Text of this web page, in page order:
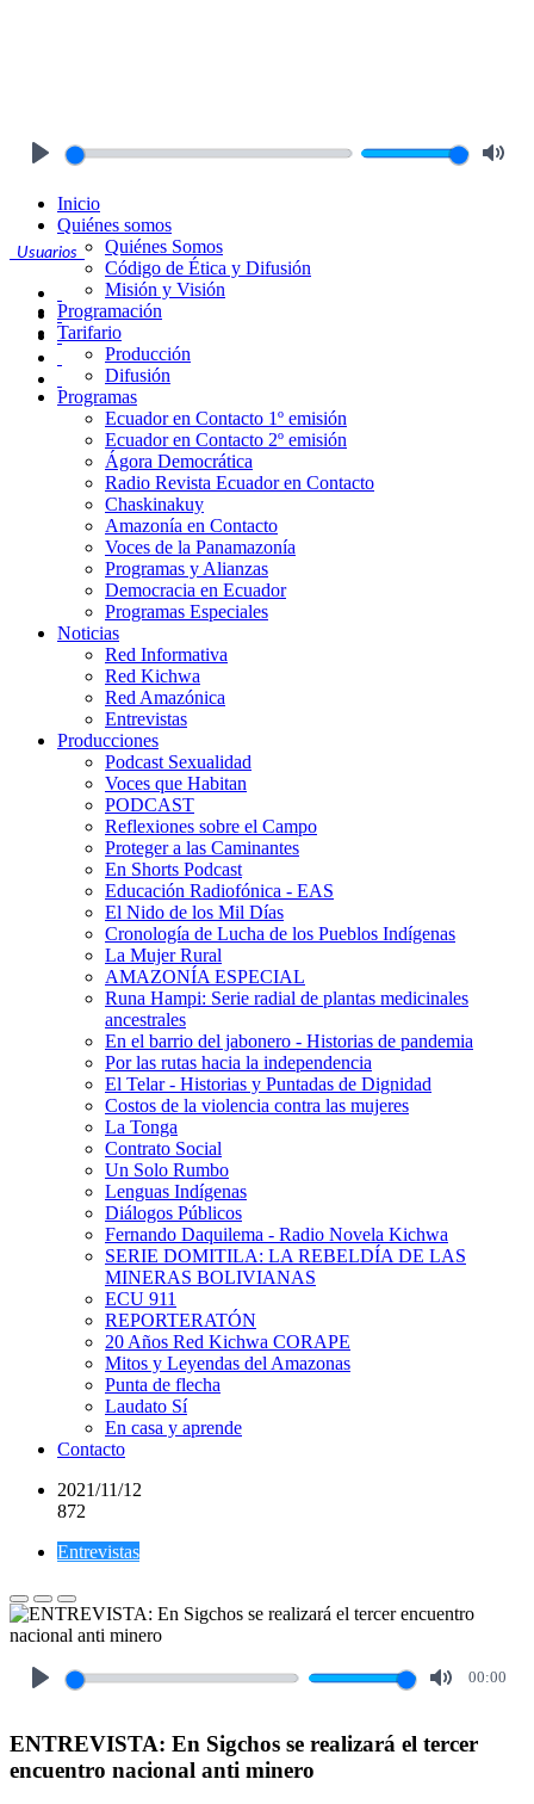
Usuarios
Inicio
Quiénes somos
Quiénes Somos
Código de Ética y Difusión
Misión y Visión
Programación
Tarifario
Producción
Difusión
Programas
Ecuador en Contacto 1º emisión
Ecuador en Contacto 2º emisión
Ágora Democrática
Radio Revista Ecuador en Contacto
Chaskinakuy
Amazonía en Contacto
Voces de la Panamazonía
Programas y Alianzas
Democracia en Ecuador
Programas Especiales
Noticias
Red Informativa
Red Kichwa
Red Amazónica
Entrevistas
Producciones
Podcast Sexualidad
Voces que Habitan
PODCAST
Reflexiones sobre el Campo
Proteger a las Caminantes
En Shorts Podcast
Educación Radiofónica - EAS
El Nido de los Mil Días
Cronología de Lucha de los Pueblos Indígenas
La Mujer Rural
AMAZONÍA ESPECIAL
Runa Hampi: Serie radial de plantas medicinales
ancestrales
En el barrio del jabonero - Historias de pandemia
Por las rutas hacia la independencia
El Telar - Historias y Puntadas de Dignidad
Costos de la violencia contra las mujeres
La Tonga
Contrato Social
Un Solo Rumbo
Lenguas Indígenas
Diálogos Públicos
Fernando Daquilema - Radio Novela Kichwa
SERIE DOMITILA: LA REBELDÍA DE LAS
MINERAS BOLIVIANAS
ECU 911
REPORTERATÓN
20 Años Red Kichwa CORAPE
Mitos y Leyendas del Amazonas
Punta de flecha
Laudato Sí
En casa y aprende
Contacto
2021/11/12
872
Entrevistas
00:00
ENTREVISTA: En Sigchos se realizará el tercer
encuentro nacional anti minero